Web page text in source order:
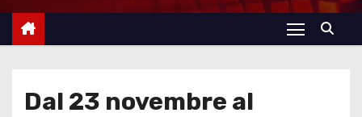
e
Dal 23 novembre al